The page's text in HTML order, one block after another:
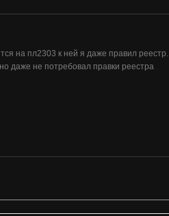
на пл2303 к ней я даже правил реестр.
даже не потребовал правки реестра